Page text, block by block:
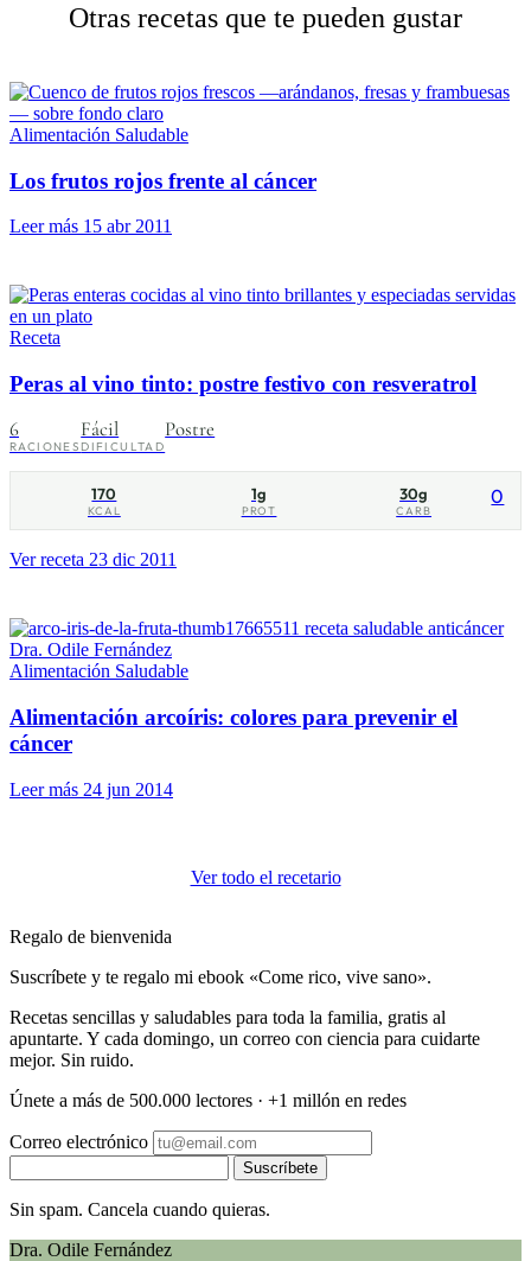
Otras recetas que te pueden gustar
Alimentación Saludable
Los frutos rojos frente al cáncer
Leer más 15 abr 2011
Receta
Peras al vino tinto: postre festivo con resveratrol
6
RACIONES
Fácil
DIFICULTAD
Postre
170
KCAL
1g
PROT
30g
CARB
0
Ver receta 23 dic 2011
Alimentación Saludable
Alimentación arcoíris: colores para prevenir el
cáncer
Leer más 24 jun 2014
Ver todo el recetario
Regalo de bienvenida
Suscríbete y te regalo mi ebook «Come rico, vive sano».
Recetas sencillas y saludables para toda la familia, gratis al
apuntarte. Y cada domingo, un correo con ciencia para cuidarte
mejor. Sin ruido.
Únete a más de 500.000 lectores · +1 millón en redes
Correo electrónico
Suscríbete
Sin spam. Cancela cuando quieras.
Dra. Odile Fernández